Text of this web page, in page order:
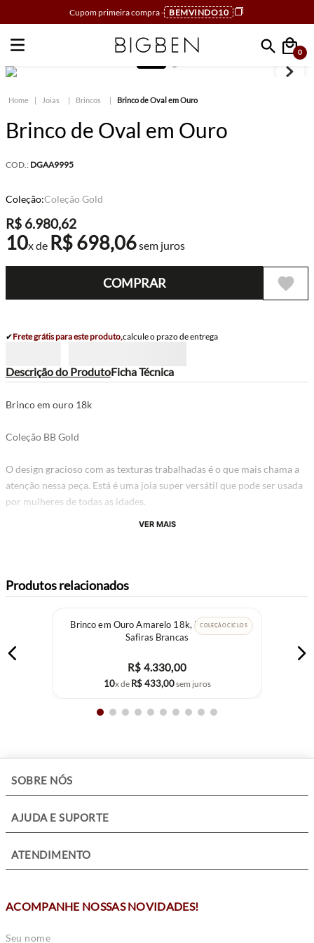
Cupom primeira compra - BEMVINDO10
Faça sua busca
0
Joias Brincos Brinco de Oval em Ouro
Brinco de Oval em Ouro
COD.: DGAA9995
Coleção:Coleção Gold
R$ 6.980,62
10x de R$698,06sem juros
COMPRAR
✔Frete grátis para este produto,calcule o prazo de entrega
Descrição do ProdutoFicha Técnica
Brinco em ouro 18k
Coleção BB Gold
O design gracioso com as texturas trabalhadas é o que mais chama a
atenção nessa peça. Está é uma joia super versátil que pode ser usada
por mulheres de todas as idades.
VER MAIS
Produtos relacionados
COLEÇÃO CICLOS
Brinco em Ouro Amarelo 18k, Prata 925 e
Safiras Brancas
R$ 4.330,00
10x de R$ 433,00sem juros
SOBRE NÓS
AJUDA E SUPORTE
ATENDIMENTO
ACOMPANHE NOSSAS NOVIDADES!